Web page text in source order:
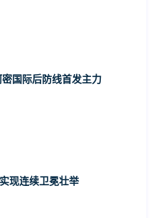
国际后防线首发主力
现连续卫冕壮举